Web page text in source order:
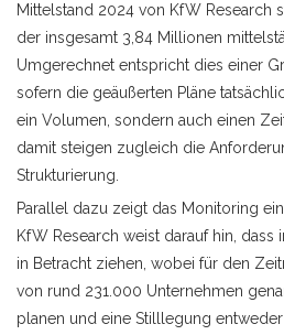
Mittelstand 2024 von KfW Research
der insgesamt 3,84 Millionen
Umgerechnet entspricht dies einer
sofern die geäußerten Pläne
ein Volumen, sondern auch einen
damit steigen zugleich die
Strukturierung.
Parallel dazu zeigt das Monitoring
KfW Research weist darauf hin,
in Betracht ziehen, wobei für den
von rund 231.000 Unternehmen
planen und eine Stilllegung